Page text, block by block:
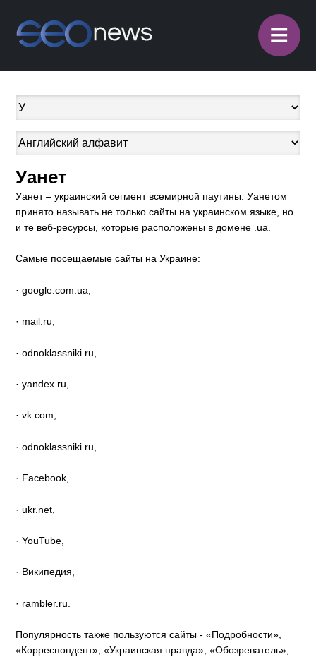
≡
Уанет
Уанет – украинский сегмент всемирной паутины. Уанетом
принято называть не только сайты на украинском языке, но
и те веб-ресурсы, которые расположены в домене .ua.
Самые посещаемые сайты на Украине:
· google.com.ua,
· mail.ru,
· odnoklassniki.ru,
· yandex.ru,
· vk.com,
· odnoklassniki.ru,
· Facebook,
· ukr.net,
· YouTube,
· Википедия,
· rambler.ru.
Популярность также пользуются сайты - «Подробности»,
«Корреспондент», «Украинская правда», «Обозреватель»,